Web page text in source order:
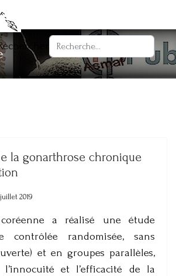
la gonarthrose chronique
2019
a réalisé une étude
contrôlée randomisée, sans
et en groupes parallèles,
et l’efficacité de la